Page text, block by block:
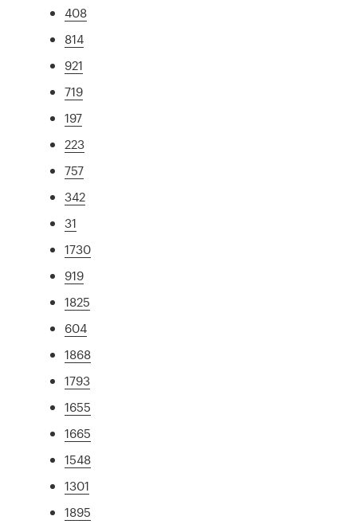
408
814
921
719
197
223
757
342
31
1730
919
1825
604
1868
1793
1655
1665
1548
1301
1895